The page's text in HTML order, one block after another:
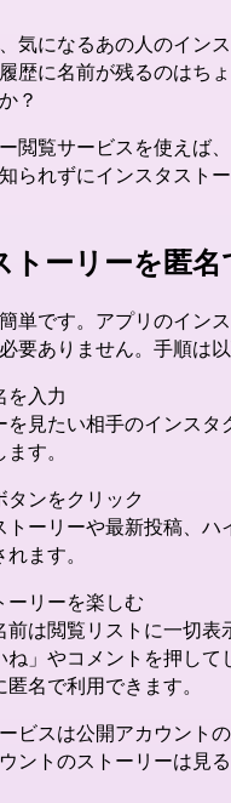
気になるあの人のイン
歴に名前が残るのはち
？
閲覧サービスを使えば
られずにインスタスト
トーリーを匿
単です。アプリのイン
要ありません。手順は
を入力
を見たい相手のインスタ
す。
タンをクリック
トーリーや最新投稿、ハ
ます。
ーリーを楽しむ
前は閲覧リストに一切表
ね」やコメントを押して
匿名で利用できます。
ビスは公開アカウント
ントのストーリーは見